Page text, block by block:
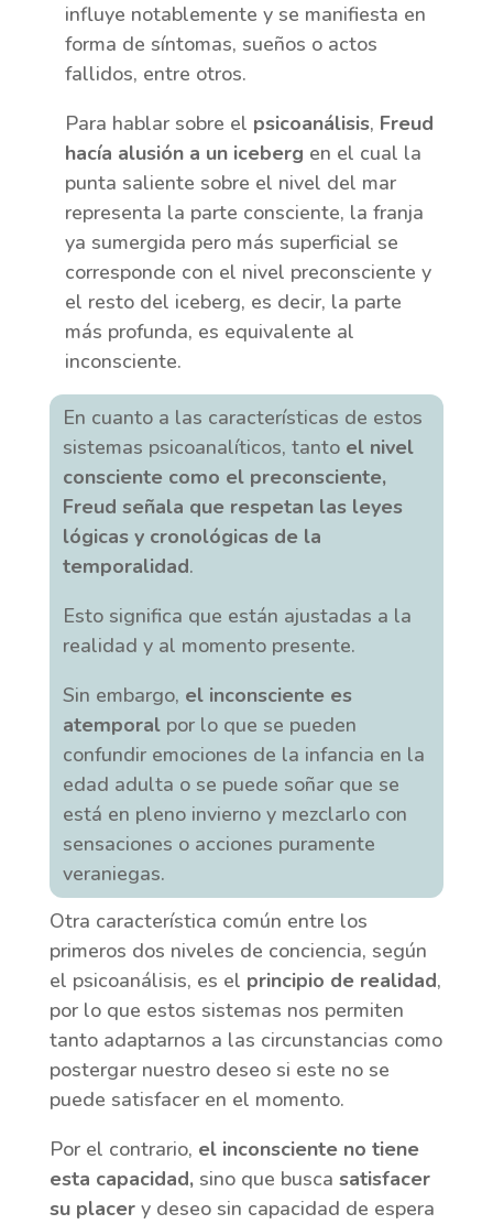
influye notablemente y se manifiesta en
forma de síntomas, sueños o actos
fallidos, entre otros.
Para hablar sobre el psicoanálisis, Freud
hacía alusión a un iceberg en el cual la
punta saliente sobre el nivel del mar
representa la parte consciente, la franja
ya sumergida pero más superficial se
corresponde con el nivel preconsciente y
el resto del iceberg, es decir, la parte
más profunda, es equivalente al
inconsciente.
En cuanto a las características de estos
sistemas psicoanalíticos, tanto el nivel
consciente como el preconsciente,
Freud señala que respetan las leyes
lógicas y cronológicas de la
temporalidad.
Esto significa que están ajustadas a la
realidad y al momento presente.
Sin embargo, el inconsciente es
atemporal por lo que se pueden
confundir emociones de la infancia en la
edad adulta o se puede soñar que se
está en pleno invierno y mezclarlo con
sensaciones o acciones puramente
veraniegas.
Otra característica común entre los
primeros dos niveles de conciencia, según
el psicoanálisis, es el principio de realidad,
por lo que estos sistemas nos permiten
tanto adaptarnos a las circunstancias como
postergar nuestro deseo si este no se
puede satisfacer en el momento.
Por el contrario, el inconsciente no tiene
esta capacidad,sino que busca satisfacer
su placery deseo sin capacidad de espera